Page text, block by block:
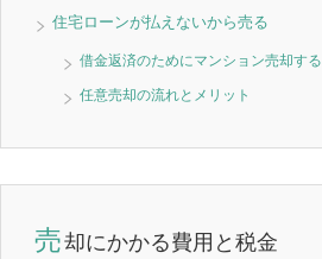
住宅ローンが払えないから売る
借金返済のためにマンション売却する
任意売却の流れとメリット
売却にかかる費用と税金